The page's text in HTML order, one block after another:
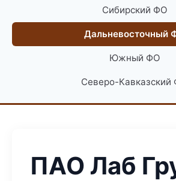
Сибирский ФО
Дальневосточный
Южный ФО
Северо-Кавказский
ПАО Лаб